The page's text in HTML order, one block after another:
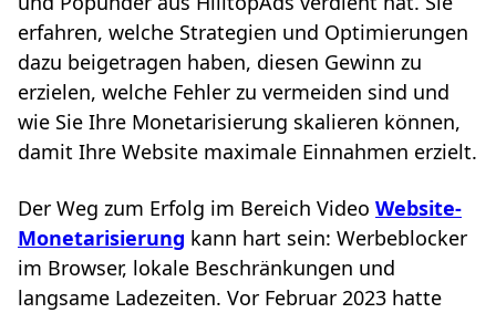
erfahren, welche Strategien und Optimierungen
dazu beigetragen haben, diesen Gewinn zu
erzielen, welche Fehler zu vermeiden sind und
wie Sie Ihre Monetarisierung skalieren können,
damit Ihre Website maximale Einnahmen erzielt.
Der Weg zum Erfolg im Bereich Video Website-
Monetarisierung kann hart sein: Werbeblocker
im Browser, lokale Beschränkungen und
langsame Ladezeiten. Vor Februar 2023 hatte